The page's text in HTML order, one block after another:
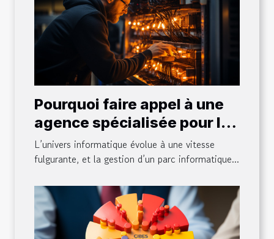
Pourquoi faire appel à une
agence spécialisée pour la
maintenance et la gestion
de votre parc informatique
L’univers informatique évolue à une vitesse
fulgurante, et la gestion d’un parc informatique...